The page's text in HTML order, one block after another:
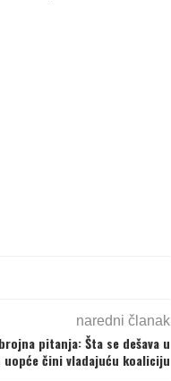
naredni članak
pitanja: Šta se dešava u
uopće čini vladajuću koaliciju